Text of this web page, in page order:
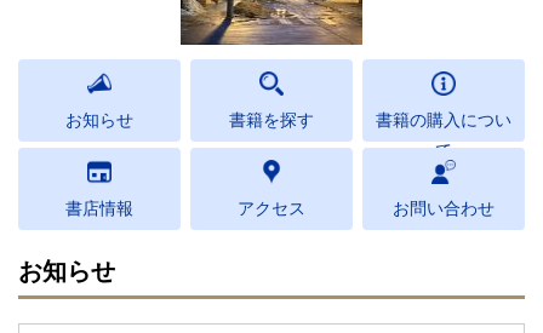
お知らせ 書籍を探す
書籍の購入につい
て
書店情報 アクセス お問い合わせ
お知らせ